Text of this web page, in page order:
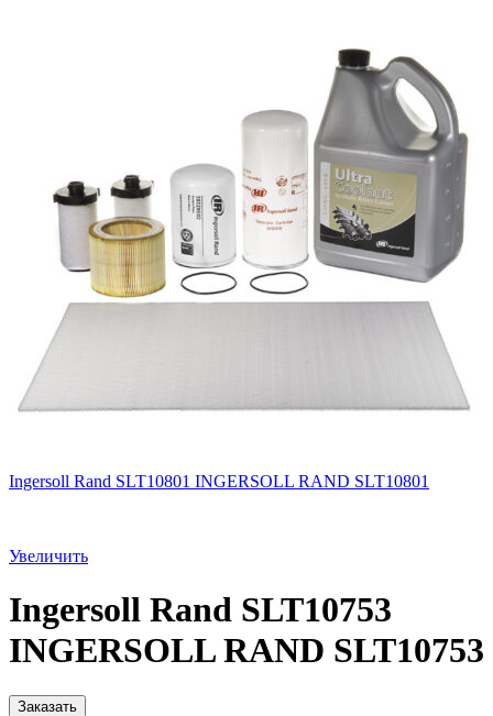
Ingersoll Rand SLT10801 INGERSOLL RAND SLT10801
Увеличить
Ingersoll Rand SLT10753
INGERSOLL RAND SLT10753
Заказать